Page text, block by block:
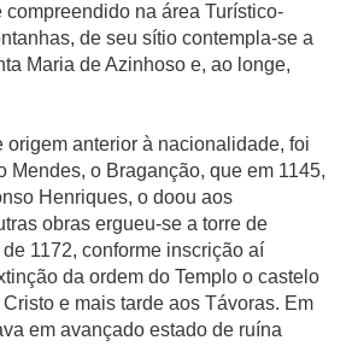
compreendido na área Turí­stico-
de seu sí­tio contempla-se a
Maria de Azinhoso e, ao longe,
origem anterior à nacionalidade, foi
Mendes, o Braganção, que em 1145,
Henriques, o doou aos
obras ergueu-se a torre de
1172, conforme inscrição aí
da ordem do Templo o castelo
e mais tarde aos Távoras. Em
em avançado estado de ruína